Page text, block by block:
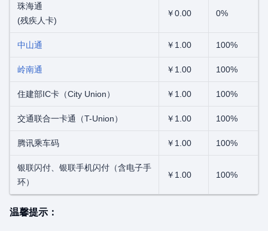
珠海通
(残疾人卡)
￥0.00 0%
中山通 ￥1.00 100%
岭南通 ￥1.00 100%
住建部IC卡（City Union） ￥1.00 100%
交通联合一卡通（T-Union） ￥1.00 100%
腾讯乘车码 ￥1.00 100%
银联闪付、银联手机闪付（含电子手
环）
￥1.00 100%
温馨提示：